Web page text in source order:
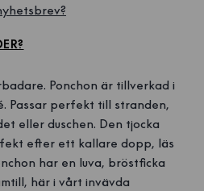
Ponchon är tillverkad i
Passar perfekt till stranden,
eller duschen. Den tjocka
efter ett kallare dopp, läs
har en luva, bröstficka
här i vårt invävda